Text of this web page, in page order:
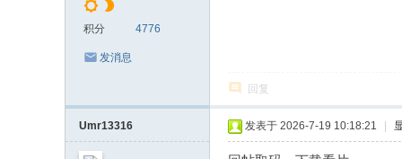
积分 4776
发消息
回复
Umr13316 发表于 2026-7-19 10:18:21